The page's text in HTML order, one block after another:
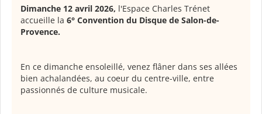
Dimanche 12 avril 2026, l'Espace Charles Trénet
accueille la 6° Convention du Disque de Salon-de-
Provence.
En ce dimanche ensoleillé, venez flâner dans ses allées
bien achalandées, au coeur du centre-ville, entre
passionnés de culture musicale.